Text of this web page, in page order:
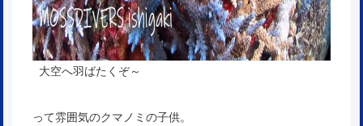
大空へ羽ばたくぞ～
って雰囲気のクマノミの子供。